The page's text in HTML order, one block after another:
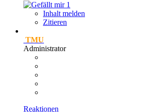
1
Inhalt melden
Zitieren
TMU
Administrator
Reaktionen